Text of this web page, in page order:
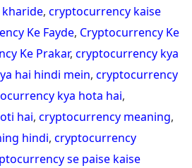
, cryptocurrency kaise
Ke Fayde, Cryptocurrency Ke
Ke Prakar, cryptocurrency kya
hai hindi mein, cryptocurrency
kya hota hai,
hai, cryptocurrency meaning,
hindi, cryptocurrency
se paise kaise